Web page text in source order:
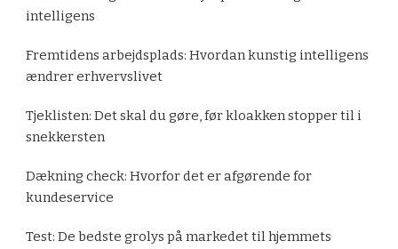
intelligens
Fremtidens arbejdsplads: Hvordan kunstig intelligens
ændrer erhvervslivet
Tjeklisten: Det skal du gøre, før kloakken stopper til i
snekkersten
Dækning check: Hvorfor det er afgørende for
kundeservice
Test: De bedste grolys på markedet til hjemmets